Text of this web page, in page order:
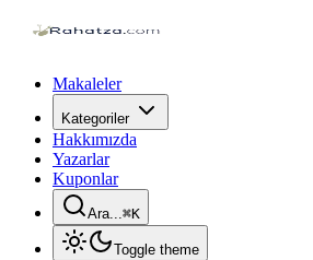
Makaleler
Kategoriler
Hakkımızda
Yazarlar
Kuponlar
Ara...⌘K
Toggle theme